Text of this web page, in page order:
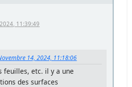
11:39:49
14, 2024, 11:18:06
feuilles, etc. il y a une
des surfaces